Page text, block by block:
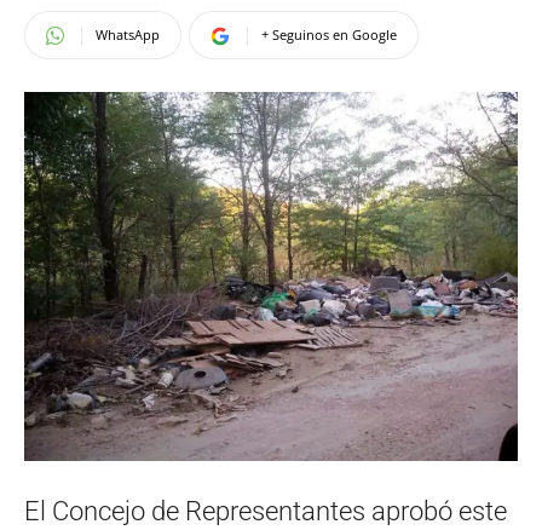
WhatsApp + Seguinos en Google
El Concejo de Representantes aprobó este